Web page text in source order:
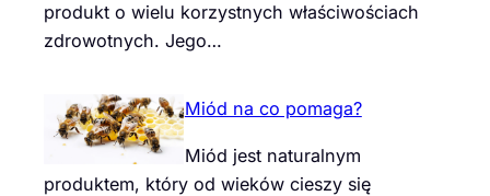
produkt o wielu korzystnych właściwościach
zdrowotnych. Jego…
Miód na co pomaga?
Miód jest naturalnym
produktem, który od wieków cieszy się